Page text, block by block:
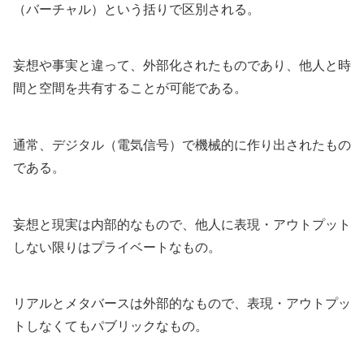
（バーチャル）という括りで区別される。
妄想や事実と違って、外部化されたものであり、他人と時
間と空間を共有することが可能である。
通常、デジタル（電気信号）で機械的に作り出されたもの
である。
妄想と現実は内部的なもので、他人に表現・アウトプット
しない限りはプライベートなもの。
リアルとメタバースは外部的なもので、表現・アウトプッ
トしなくてもパブリックなもの。